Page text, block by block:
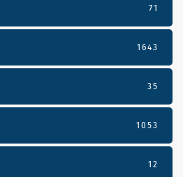
71
1643
35
1053
12